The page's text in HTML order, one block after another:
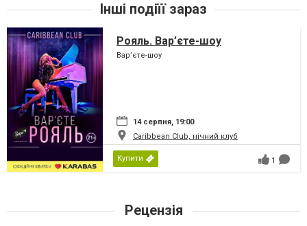
Інші подіїї зараз
Рояль. Вар’єте-шоу
Вар’єте-шоу
14 серпня, 19:00
Caribbean Club, нічний клуб
Купити 1
Рецензія